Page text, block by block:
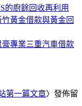
的廚餘回收再利用
黃金借款與黃金回
專業三重汽車借款
第一篇文章〉發佈留